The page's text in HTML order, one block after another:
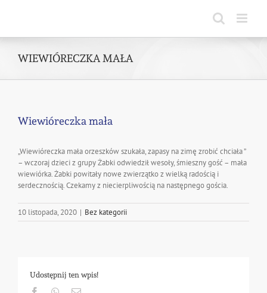
WIEWIÓRECZKA MAŁA
Wiewióreczka mała
„Wiewióreczka mała orzeszków szukała, zapasy na zimę zrobić chciała ”
– wczoraj dzieci z grupy Żabki odwiedził wesoły, śmieszny gość – mała
wiewiórka. Żabki powitały nowe zwierzątko z wielką radością i
serdecznością. Czekamy z niecierpliwością na następnego gościa.
10 listopada, 2020 | Bez kategorii
Udostępnij ten wpis!